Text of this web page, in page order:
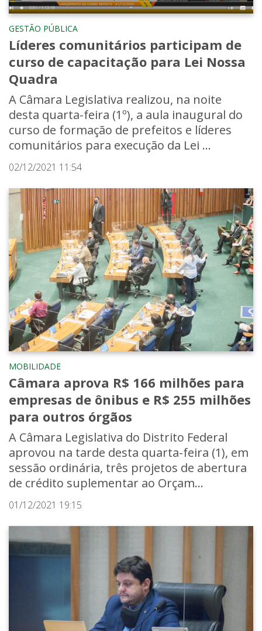
GESTÃO PÚBLICA
Líderes comunitários participam de
curso de capacitação para Lei Nossa
Quadra
A Câmara Legislativa realizou, na noite
desta quarta-feira (1º), a aula inaugural do
curso de formação de prefeitos e líderes
comunitários para execução da Lei ...
02/12/2021 11:54
MOBILIDADE
Câmara aprova R$ 166 milhões para
empresas de ônibus e R$ 255 milhões
para outros órgãos
A Câmara Legislativa do Distrito Federal
aprovou na tarde desta quarta-feira (1), em
sessão ordinária, três projetos de abertura
de crédito suplementar ao Orçam...
01/12/2021 19:15